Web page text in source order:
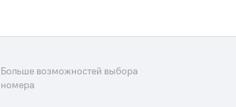
Больше возможностей выбора
номера